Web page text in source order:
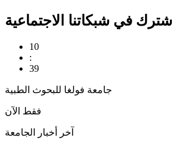
اشترك في شبكاتنا الاجتماعية
10
:
39
جامعة فولغا للبحوث الطبية
فقط الآن
آخر أخبار الجامعة